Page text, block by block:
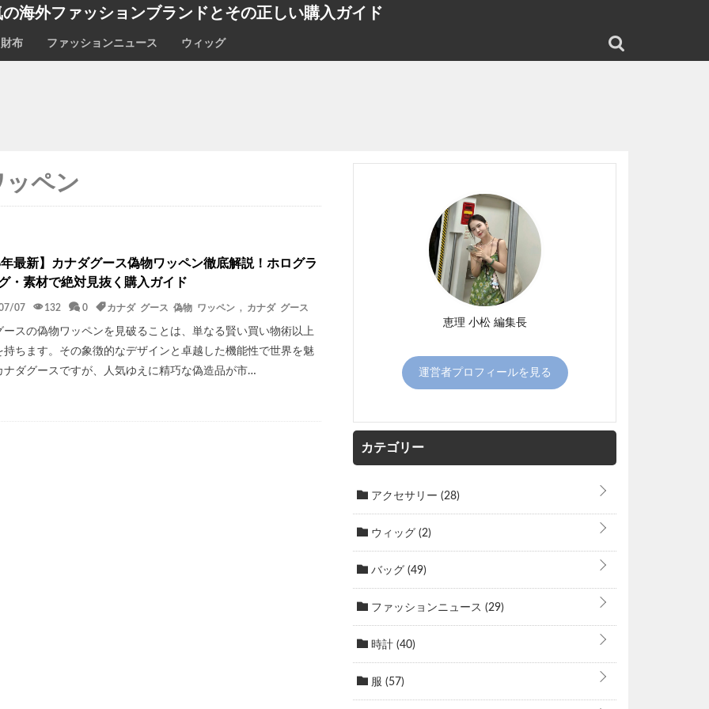
海外ファッションブランドとその正しい購入ガイド
財布 ファッションニュース ウィッグ
ペン
最新】カナダグース偽物ワッペン徹底解説！ホログラ
・素材で絶対見抜く購入ガイド
07 132 0 カナダ グース 偽物 ワッペン カナダ グース
ースの偽物ワッペンを見破ることは、単なる賢い買い物術以上
持ちます。その象徴的なデザインと卓越した機能性で世界を魅
ナダグースですが、人気ゆえに精巧な偽造品が市…
恵理 小松 編集長
運営者プロフィールを見る
カテゴリー
アクセサリー (28)
ウィッグ (2)
バッグ (49)
ファッションニュース (29)
時計 (40)
服 (57)